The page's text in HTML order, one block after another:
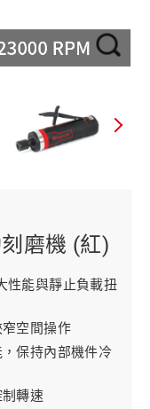
磨機 (紅)
性能與靜止負載扭
空間操作
保持內部機件冷
轉速